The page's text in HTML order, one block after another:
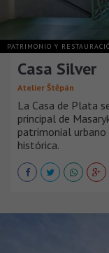
PATRIMONIO Y
Casa Silver
Atelier Štěpán
La Casa de Plata
principal de
patrimonial
histórica.